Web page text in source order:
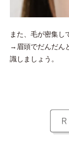
また、毛が密集
→眉頭でだんだん
識しましょう。